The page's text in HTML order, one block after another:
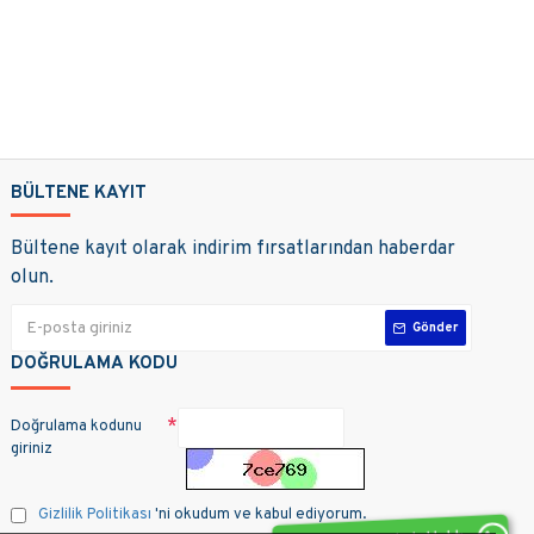
BÜLTENE KAYIT
Bültene kayıt olarak indirim fırsatlarından haberdar
olun.
Gönder
DOĞRULAMA KODU
Doğrulama kodunu
giriniz
Gizlilik Politikası 'ni okudum ve kabul ediyorum.